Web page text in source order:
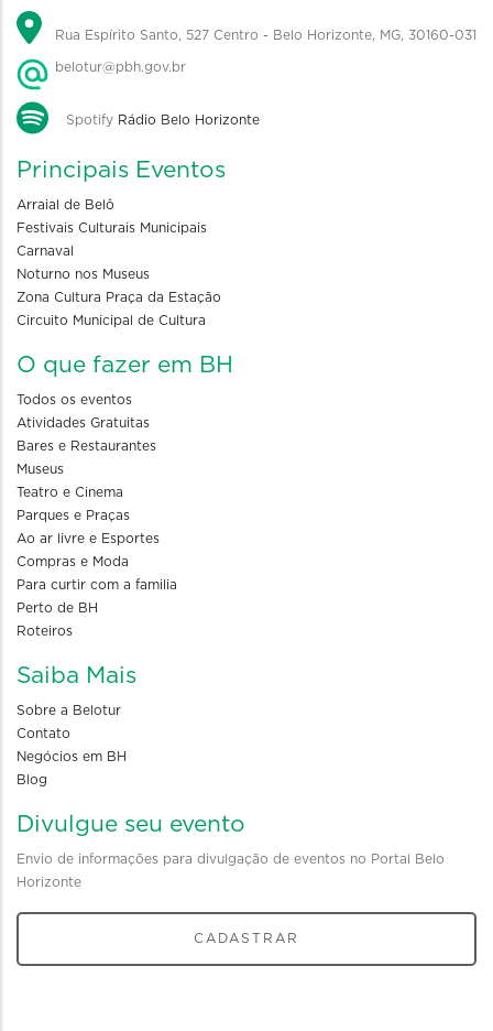
Rua Espírito Santo, 527 Centro - Belo Horizonte, MG, 30160-031
belotur@pbh.gov.br
Spotify Rádio Belo Horizonte
Principais Eventos
Arraial de Belô
Festivais Culturais Municipais
Carnaval
Noturno nos Museus
Zona Cultura Praça da Estação
Circuito Municipal de Cultura
O que fazer em BH
Todos os eventos
Atividades Gratuitas
Bares e Restaurantes
Museus
Teatro e Cinema
Parques e Praças
Ao ar livre e Esportes
Compras e Moda
Para curtir com a familia
Perto de BH
Roteiros
Saiba Mais
Sobre a Belotur
Contato
Negócios em BH
Blog
Divulgue seu evento
Envio de informações para divulgação de eventos no Portal Belo
Horizonte
CADASTRAR